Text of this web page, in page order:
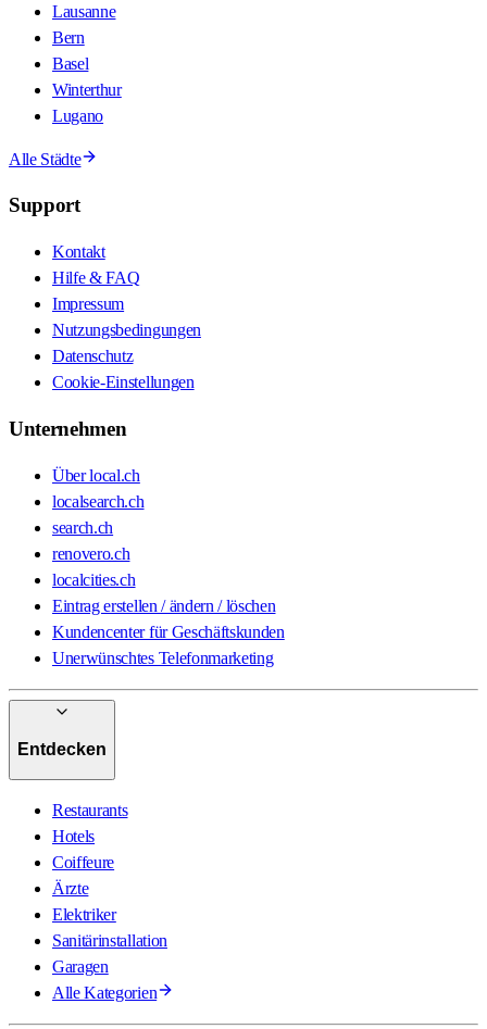
Lausanne
Bern
Basel
Winterthur
Lugano
Alle Städte
Support
Kontakt
Hilfe & FAQ
Impressum
Nutzungsbedingungen
Datenschutz
Cookie-Einstellungen
Unternehmen
Über local.ch
localsearch.ch
search.ch
renovero.ch
localcities.ch
Eintrag erstellen / ändern / löschen
Kundencenter für Geschäftskunden
Unerwünschtes Telefonmarketing
Entdecken
Restaurants
Hotels
Coiffeure
Ärzte
Elektriker
Sanitärinstallation
Garagen
Alle Kategorien